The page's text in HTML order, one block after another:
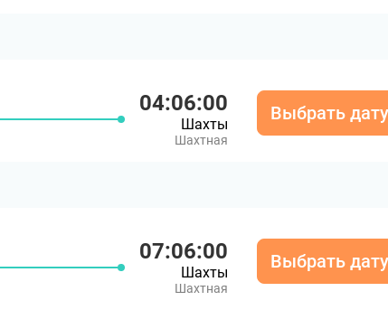
04:06:00
Шахты
Шахтная
Выбрать дату
07:06:00
Шахты
Шахтная
Выбрать дату